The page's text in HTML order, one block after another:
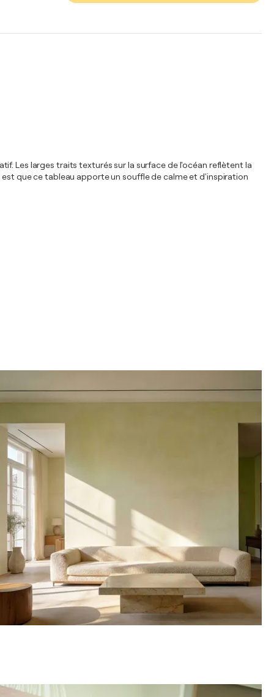
Les larges traits texturés sur la surface de l'océan reflètent la
que ce tableau apporte un souffle de calme et d'inspiration